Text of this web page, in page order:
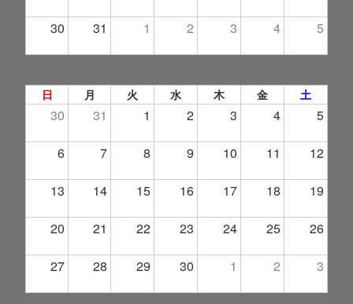
30 31 1 2 3 4 5
日 月 火 水 木 金 土
30 31 1 2 3 4 5
6 7 8 9 10 11 12
13 14 15 16 17 18 19
20 21 22 23 24 25 26
27 28 29 30 1 2 3